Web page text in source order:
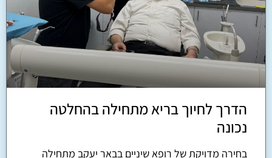
הדרך לחיוך בריא מתחילה בהחלטה
נכונה
בחירה מדויקת של רופא שיניים בבאר יעקב מתחילה